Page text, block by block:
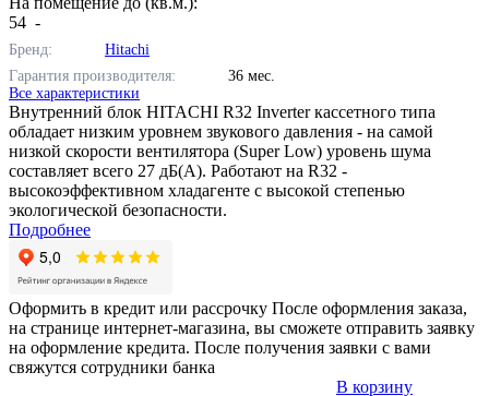
54 -
Бренд:
Hitachi
Гарантия производителя:
36 мес.
Все характеристики
Внутренний блок HITACHI R32 Inverter кассетного типа
обладает низким уровнем звукового давления - на самой
низкой скорости вентилятора (Super Low) уровень шума
составляет всего 27 дБ(А). Работают на R32 -
высокоэффективном хладагенте с высокой степенью
экологической безопасности.
Подробнее
Оформить в кредит или рассрочку После оформления заказа,
на странице интернет-магазина, вы сможете отправить заявку
на оформление кредита. После получения заявки с вами
свяжутся сотрудники банка
В корзину